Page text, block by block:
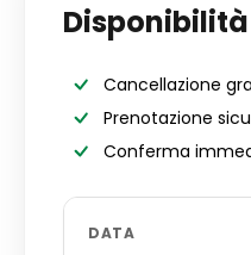
Cancellazione
Prenotazione
Conferma
DATA